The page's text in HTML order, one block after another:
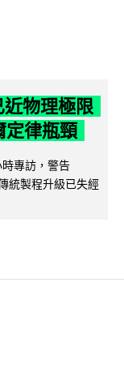
物理極限
定律瓶頸
專訪，警告
統製程升級已失經